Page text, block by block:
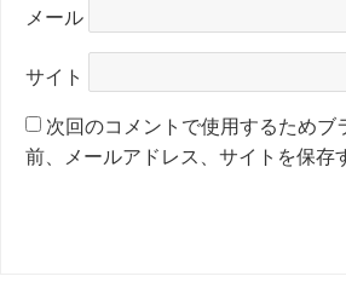
メール
サイト
次回のコメントで使用するためブ
前、メールアドレス、サイトを保存